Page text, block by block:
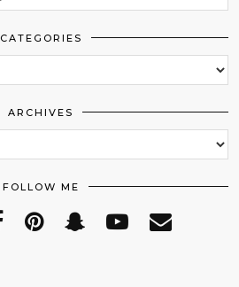
CATEGORIES
ARCHIVES
FOLLOW ME